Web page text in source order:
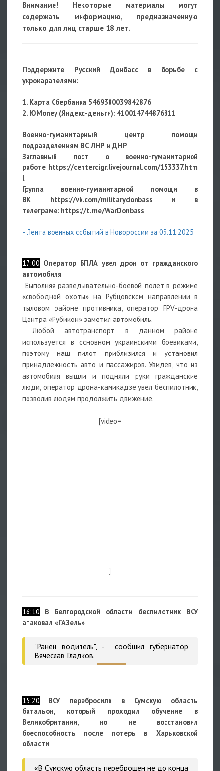
Внимание! Некоторые материалы могут
содержать информацию, предназначенную
только для лиц старше 18 лет.
Поддержите Русский Донбасс в борьбе с
укрокарателями:
1. Карта Сбербанка 5469380039842876
2. ЮMoney (Яндекс-деньги): 410014744876811
Военно-гуманитарный центр помощи
подразделениям ВС ЛНР и ДНР
Заглавный пост о военно-гуманитарной
работе https://centercigr.livejournal.com/153337.htm
l
Группа военно-гуманитарной помощи в
ВК https://vk.com/militarydonbass и в
телеграме: https://t.me/WarDonbass
- Лента военных событий в Новороссии за 03.11.2025
17:00 Оператор БПЛА увел дрон от гражданского
автомобиля
Выполняя разведывательно-боевой полет в режиме
«свободной охоты» на Рубцовском направлении в
тыловом районе противника, оператор FPV-дрона
Центра «Рубикон» заметил автомобиль.
Любой автотранспорт в данном районе
используется в основном украинскими боевиками,
поэтому наш пилот приблизился и установил
принадлежность авто и пассажиров. Увидев, что из
автомобиля вышли и подняли руки гражданские
люди, оператор дрона-камикадзе увел беспилотник,
позволив людям продолжить движение.
[video=
]
16:10
В Белгородской области беспилотник ВСУ
атаковал «ГАЗель»
"Ранен водитель", - сообщил губернатор
Вячеслав Гладков.
15:20
ВСУ перебросили в Сумскую область
батальон, который проходил обучение в
Великобритании, но не восстановил
боеспособность после потерь в Харьковской
области
«В Сумскую область переброшен не до конца